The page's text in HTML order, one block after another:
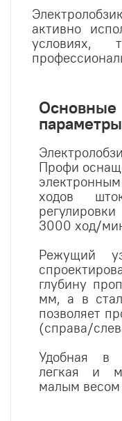
активно
параметры
Профи
ходов
3000 ход/
Режущий
глубину
мм, а в
позволяет
(справа/
Удобная в
легкая и
малым весом